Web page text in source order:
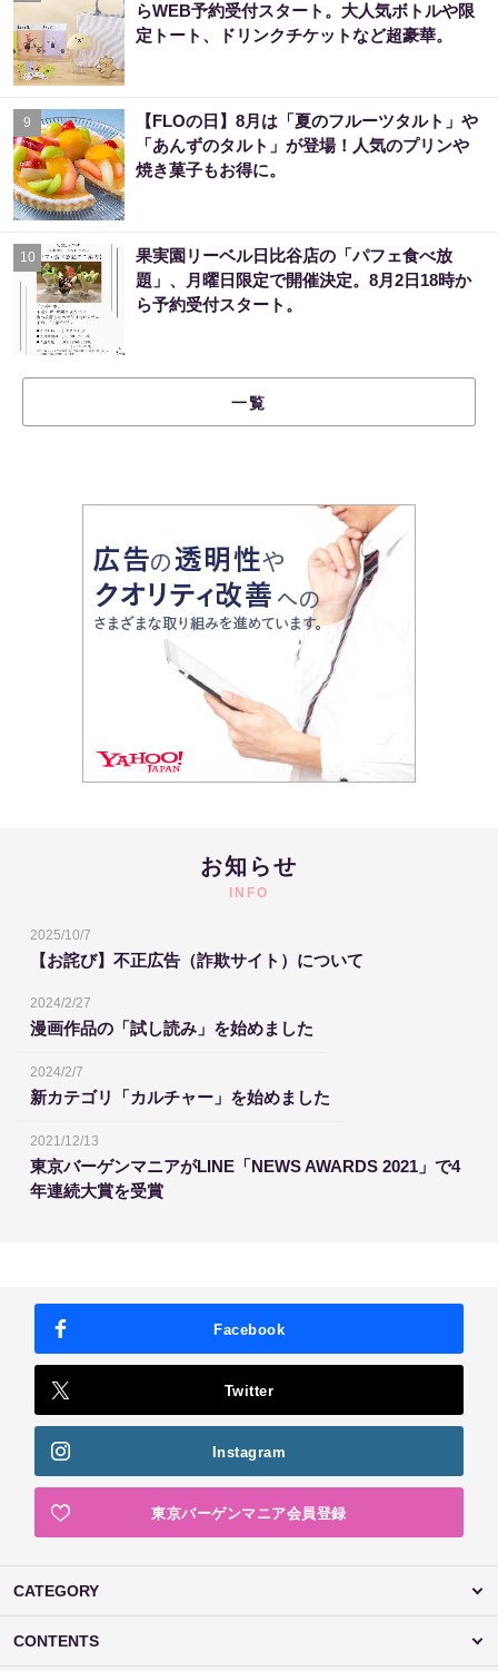
らWEB予約受付スタート。大人気ボトルや限
定トート、ドリンクチケットなど超豪華。
9
【FLOの日】8月は「夏のフルーツタルト」や
「あんずのタルト」が登場！人気のプリンや
焼き菓子もお得に。
10
果実園リーベル日比谷店の「パフェ食べ放
題」、月曜日限定で開催決定。8月2日18時か
ら予約受付スタート。
一覧
お知らせ
INFO
2025/10/7
【お詫び】不正広告（詐欺サイト）について
2024/2/27
漫画作品の「試し読み」を始めました
2024/2/7
新カテゴリ「カルチャー」を始めました
2021/12/13
東京バーゲンマニアがLINE「NEWS AWARDS 2021」で4
年連続大賞を受賞
Facebook
Twitter
Instagram
東京バーゲンマニア会員登録
CATEGORY
CONTENTS